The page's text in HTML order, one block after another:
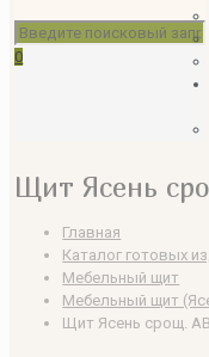
0
Щит Ясень
Главная
Каталог готовых
Мебельный щит
Мебельный щит
Щит Ясень срощ. АВ